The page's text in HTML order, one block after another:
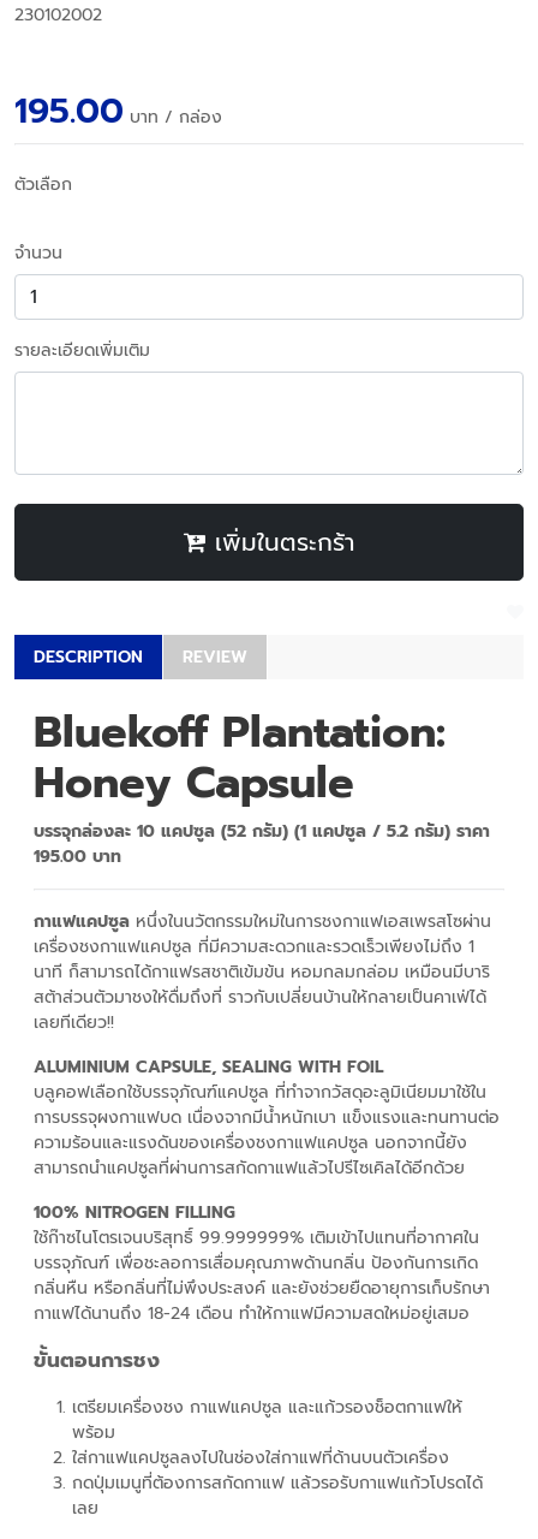
230102002
195.00 บาท / กล่อง
ตัวเลือก
จำนวน
รายละเอียดเพิ่มเติม
เพิ่มในตระกร้า
DESCRIPTION REVIEW
Bluekoff Plantation:
Honey Capsule
บรรจุกล่องละ 10 แคปซูล (52 กรัม) (1 แคปซูล / 5.2 กรัม) ราคา
195.00 บาท
กาแฟแคปซูล หนึ่งในนวัตกรรมใหม่ในการชงกาแฟเอสเพรสโซผ่าน
เครื่องชงกาแฟแคปซูล ที่มีความสะดวกและรวดเร็วเพียงไม่ถึง 1
นาที ก็สามารถได้กาแฟรสชาติเข้มข้น หอมกลมกล่อม เหมือนมีบาริ
สต้าส่วนตัวมาชงให้ดื่มถึงที่ ราวกับเปลี่ยนบ้านให้กลายเป็นคาเฟ่ได้
เลยทีเดียว!!
ALUMINIUM CAPSULE, SEALING WITH FOIL
บลูคอฟเลือกใช้บรรจุภัณฑ์แคปซูล ที่ทำจากวัสดุอะลูมิเนียมมาใช้ใน
การบรรจุผงกาแฟบด เนื่องจากมีน้ำหนักเบา แข็งแรงและทนทานต่อ
ความร้อนและแรงดันของเครื่องชงกาแฟแคปซูล นอกจากนี้ยัง
สามารถนำแคปซูลที่ผ่านการสกัดกาแฟแล้วไปรีไซเคิลได้อีกด้วย
100% NITROGEN FILLING
ใช้ก๊าซไนโตรเจนบริสุทธิ์ 99.999999% เติมเข้าไปแทนที่อากาศใน
บรรจุภัณฑ์ เพื่อชะลอการเสื่อมคุณภาพด้านกลิ่น ป้องกันการเกิด
กลิ่นหืน หรือกลิ่นที่ไม่พึงประสงค์ และยังช่วยยืดอายุการเก็บรักษา
กาแฟได้นานถึง 18-24 เดือน ทำให้กาแฟมีความสดใหม่อยู่เสมอ
ขั้นตอนการชง
เตรียมเครื่องชง กาแฟแคปซูล และแก้วรองช็อตกาแฟให้
พร้อม
ใส่กาแฟแคปซูลลงไปในช่องใส่กาแฟที่ด้านบนตัวเครื่อง
กดปุ่มเมนูที่ต้องการสกัดกาแฟ แล้วรอรับกาแฟแก้วโปรดได้
เลย